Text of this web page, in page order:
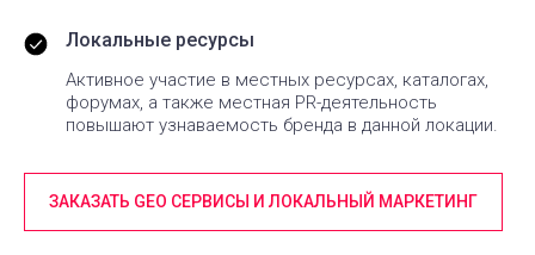
Локальные ресурсы
Активное участие в местных ресурсах, каталогах,
форумах, а также местная PR-деятельность
повышают узнаваемость бренда в данной локации.
ЗАКАЗАТЬ GEO СЕРВИСЫ И ЛОКАЛЬНЫЙ МАРКЕТИНГ